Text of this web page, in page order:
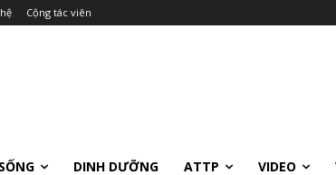
Cộng tác viên
DINH DƯỠNG ATTP VIDEO